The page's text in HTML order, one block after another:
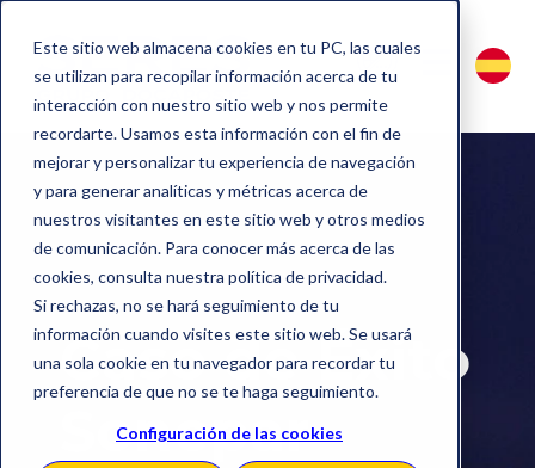
Este sitio web almacena cookies en tu PC, las cuales
se utilizan para recopilar información acerca de tu
interacción con nuestro sitio web y nos permite
recordarte. Usamos esta información con el fin de
mejorar y personalizar tu experiencia de navegación
y para generar analíticas y métricas acerca de
nuestros visitantes en este sitio web y otros medios
de comunicación. Para conocer más acerca de las
cookies, consulta nuestra política de privacidad.
Si rechazas, no se hará seguimiento de tu
información cuando visites este sitio web. Se usará
una sola cookie en tu navegador para recordar tu
preferencia de que no se te haga seguimiento.
Configuración de las cookies
Casode Éxito
Sonepar